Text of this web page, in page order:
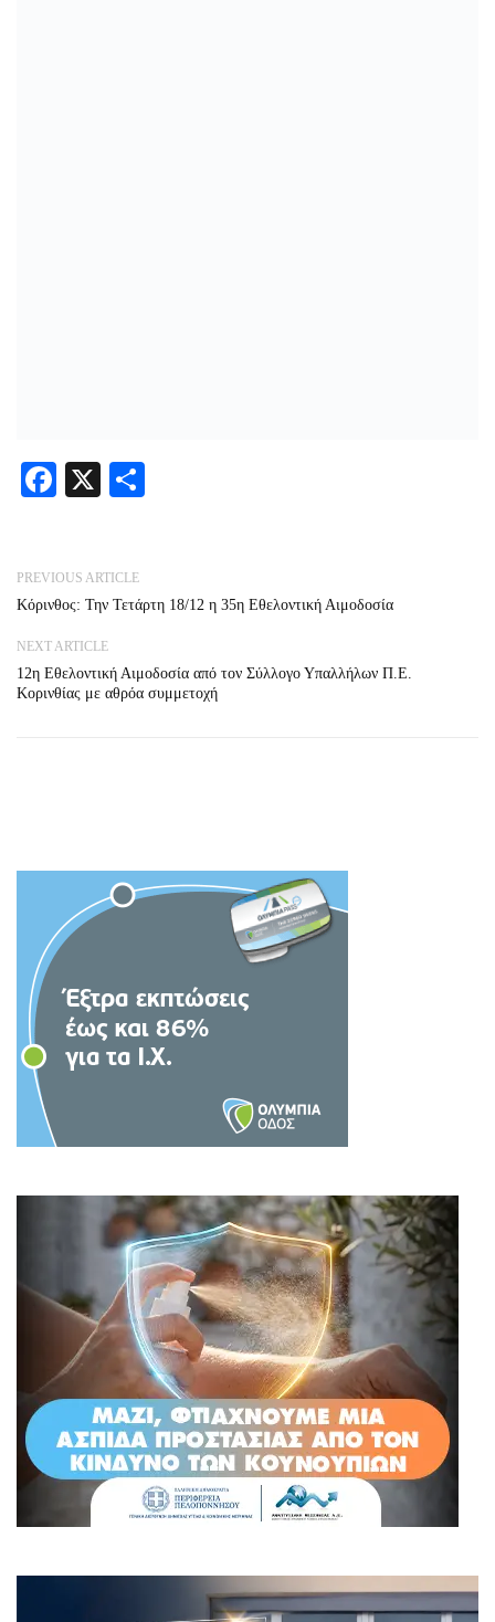
Facebook
X
PREVIOUS ARTICLE
Κόρινθος: Την Τετάρτη 18/12 η 35η Εθελοντική Αιμοδοσία
NEXT ARTICLE
12η Εθελοντική Αιμοδοσία από τον Σύλλογο Υπαλλήλων Π.Ε.
Κορινθίας με αθρόα συμμετοχή